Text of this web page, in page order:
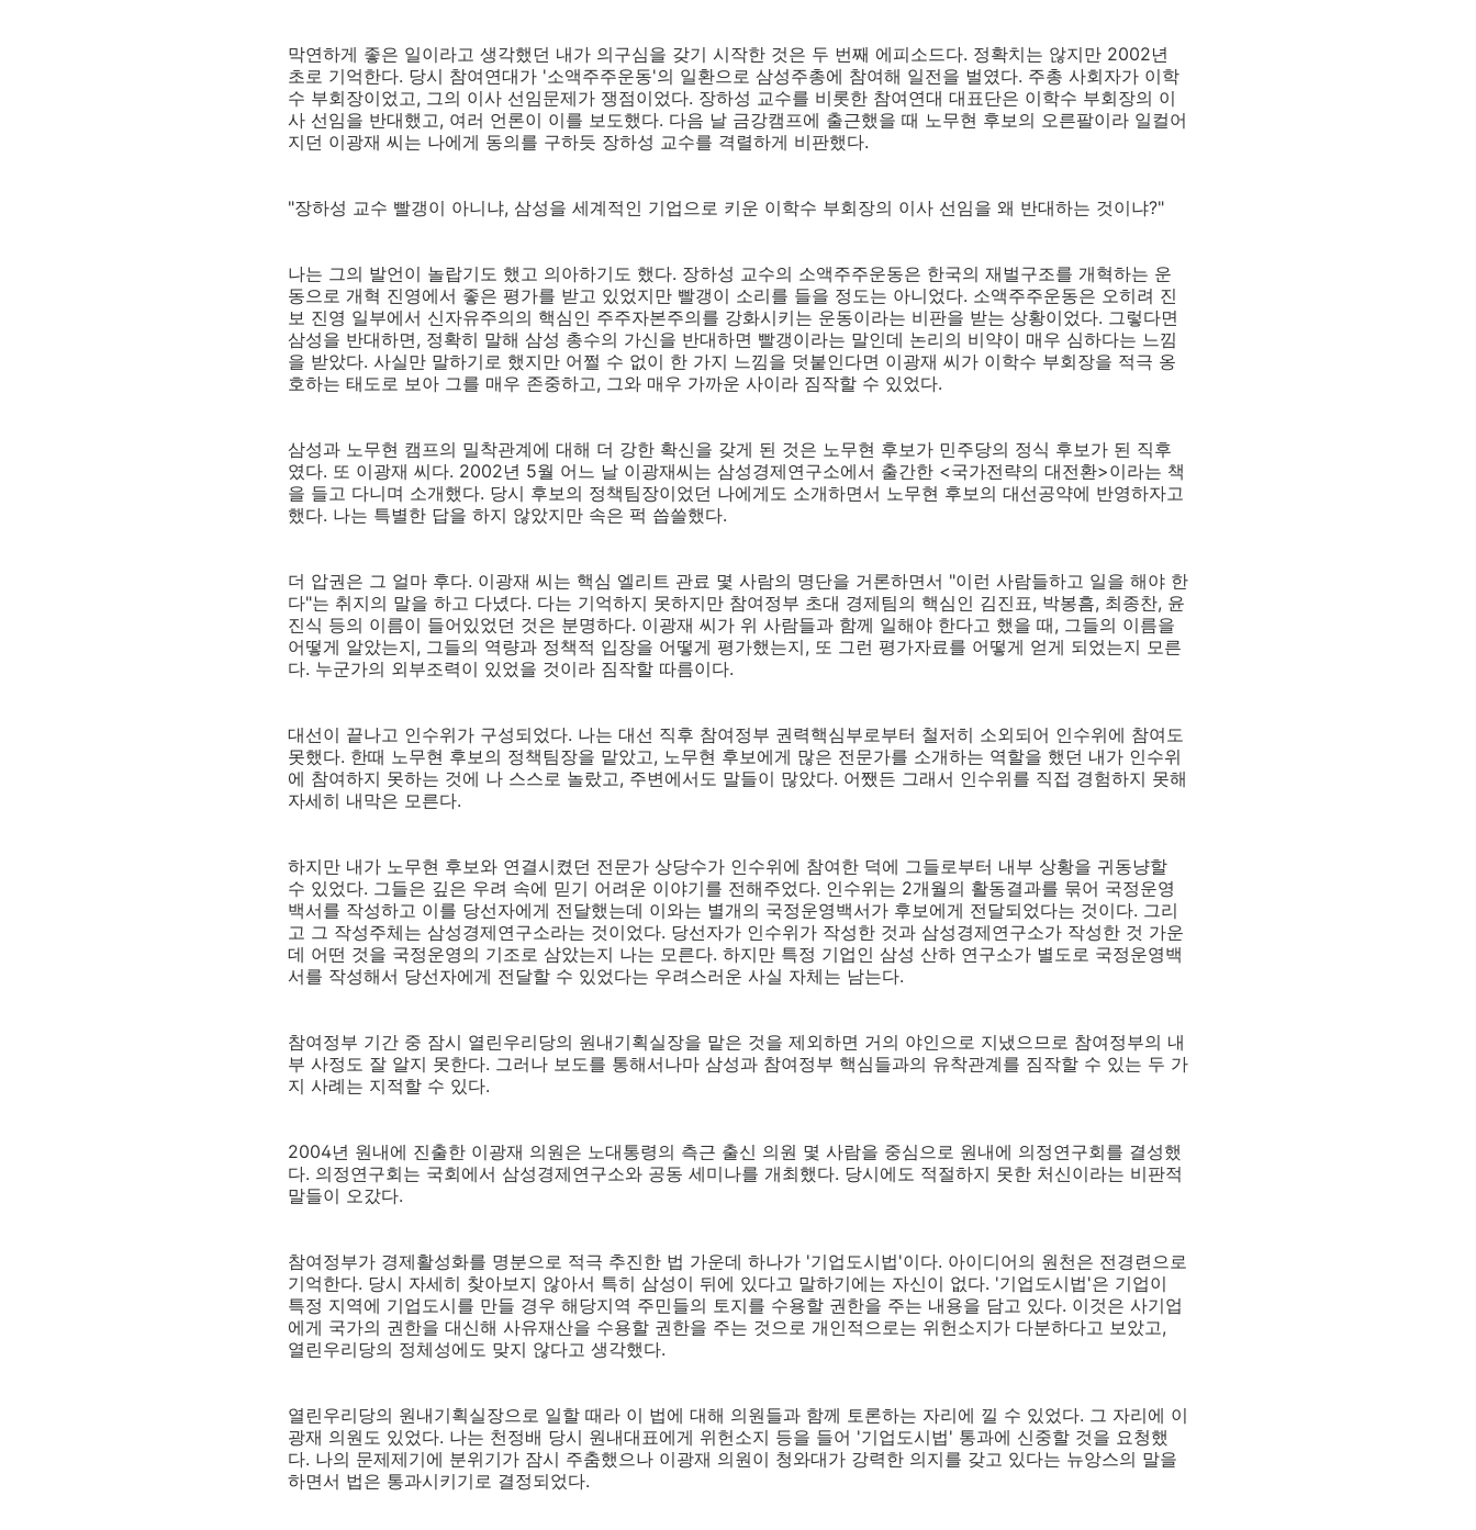
막연하게 좋은 일이라고 생각했던 내가 의구심을 갖기 시작한 것은 두 번째 에피소드다. 정확치는 않지만 2002년
초로 기억한다. 당시 참여연대가 '소액주주운동'의 일환으로 삼성주총에 참여해 일전을 벌였다. 주총 사회자가 이학
수 부회장이었고, 그의 이사 선임문제가 쟁점이었다. 장하성 교수를 비롯한 참여연대 대표단은 이학수 부회장의 이
사 선임을 반대했고, 여러 언론이 이를 보도했다. 다음 날 금강캠프에 출근했을 때 노무현 후보의 오른팔이라 일컬어
지던 이광재 씨는 나에게 동의를 구하듯 장하성 교수를 격렬하게 비판했다.
"장하성 교수 빨갱이 아니냐, 삼성을 세계적인 기업으로 키운 이학수 부회장의 이사 선임을 왜 반대하는 것이냐?"
나는 그의 발언이 놀랍기도 했고 의아하기도 했다. 장하성 교수의 소액주주운동은 한국의 재벌구조를 개혁하는 운
동으로 개혁 진영에서 좋은 평가를 받고 있었지만 빨갱이 소리를 들을 정도는 아니었다. 소액주주운동은 오히려 진
보 진영 일부에서 신자유주의의 핵심인 주주자본주의를 강화시키는 운동이라는 비판을 받는 상황이었다. 그렇다면
삼성을 반대하면, 정확히 말해 삼성 총수의 가신을 반대하면 빨갱이라는 말인데 논리의 비약이 매우 심하다는 느낌
을 받았다. 사실만 말하기로 했지만 어쩔 수 없이 한 가지 느낌을 덧붙인다면 이광재 씨가 이학수 부회장을 적극 옹
호하는 태도로 보아 그를 매우 존중하고, 그와 매우 가까운 사이라 짐작할 수 있었다.
삼성과 노무현 캠프의 밀착관계에 대해 더 강한 확신을 갖게 된 것은 노무현 후보가 민주당의 정식 후보가 된 직후
였다. 또 이광재 씨다. 2002년 5월 어느 날 이광재씨는 삼성경제연구소에서 출간한 <국가전략의 대전환>이라는 책
을 들고 다니며 소개했다. 당시 후보의 정책팀장이었던 나에게도 소개하면서 노무현 후보의 대선공약에 반영하자고
했다. 나는 특별한 답을 하지 않았지만 속은 퍽 씁쓸했다.
더 압권은 그 얼마 후다. 이광재 씨는 핵심 엘리트 관료 몇 사람의 명단을 거론하면서 "이런 사람들하고 일을 해야 한
다"는 취지의 말을 하고 다녔다. 다는 기억하지 못하지만 참여정부 초대 경제팀의 핵심인 김진표, 박봉흠, 최종찬, 윤
진식 등의 이름이 들어있었던 것은 분명하다. 이광재 씨가 위 사람들과 함께 일해야 한다고 했을 때, 그들의 이름을
어떻게 알았는지, 그들의 역량과 정책적 입장을 어떻게 평가했는지, 또 그런 평가자료를 어떻게 얻게 되었는지 모른
다. 누군가의 외부조력이 있었을 것이라 짐작할 따름이다.
대선이 끝나고 인수위가 구성되었다. 나는 대선 직후 참여정부 권력핵심부로부터 철저히 소외되어 인수위에 참여도
못했다. 한때 노무현 후보의 정책팀장을 맡았고, 노무현 후보에게 많은 전문가를 소개하는 역할을 했던 내가 인수위
에 참여하지 못하는 것에 나 스스로 놀랐고, 주변에서도 말들이 많았다. 어쨌든 그래서 인수위를 직접 경험하지 못해
자세히 내막은 모른다.
하지만 내가 노무현 후보와 연결시켰던 전문가 상당수가 인수위에 참여한 덕에 그들로부터 내부 상황을 귀동냥할
수 있었다. 그들은 깊은 우려 속에 믿기 어려운 이야기를 전해주었다. 인수위는 2개월의 활동결과를 묶어 국정운영
백서를 작성하고 이를 당선자에게 전달했는데 이와는 별개의 국정운영백서가 후보에게 전달되었다는 것이다. 그리
고 그 작성주체는 삼성경제연구소라는 것이었다. 당선자가 인수위가 작성한 것과 삼성경제연구소가 작성한 것 가운
데 어떤 것을 국정운영의 기조로 삼았는지 나는 모른다. 하지만 특정 기업인 삼성 산하 연구소가 별도로 국정운영백
서를 작성해서 당선자에게 전달할 수 있었다는 우려스러운 사실 자체는 남는다.
참여정부 기간 중 잠시 열린우리당의 원내기획실장을 맡은 것을 제외하면 거의 야인으로 지냈으므로 참여정부의 내
부 사정도 잘 알지 못한다. 그러나 보도를 통해서나마 삼성과 참여정부 핵심들과의 유착관계를 짐작할 수 있는 두 가
지 사례는 지적할 수 있다.
2004년 원내에 진출한 이광재 의원은 노대통령의 측근 출신 의원 몇 사람을 중심으로 원내에 의정연구회를 결성했
다. 의정연구회는 국회에서 삼성경제연구소와 공동 세미나를 개최했다. 당시에도 적절하지 못한 처신이라는 비판적
말들이 오갔다.
참여정부가 경제활성화를 명분으로 적극 추진한 법 가운데 하나가 '기업도시법'이다. 아이디어의 원천은 전경련으로
기억한다. 당시 자세히 찾아보지 않아서 특히 삼성이 뒤에 있다고 말하기에는 자신이 없다. '기업도시법'은 기업이
특정 지역에 기업도시를 만들 경우 해당지역 주민들의 토지를 수용할 권한을 주는 내용을 담고 있다. 이것은 사기업
에게 국가의 권한을 대신해 사유재산을 수용할 권한을 주는 것으로 개인적으로는 위헌소지가 다분하다고 보았고,
열린우리당의 정체성에도 맞지 않다고 생각했다.
열린우리당의 원내기획실장으로 일할 때라 이 법에 대해 의원들과 함께 토론하는 자리에 낄 수 있었다. 그 자리에 이
광재 의원도 있었다. 나는 천정배 당시 원내대표에게 위헌소지 등을 들어 '기업도시법' 통과에 신중할 것을 요청했
다. 나의 문제제기에 분위기가 잠시 주춤했으나 이광재 의원이 청와대가 강력한 의지를 갖고 있다는 뉴앙스의 말을
하면서 법은 통과시키기로 결정되었다.